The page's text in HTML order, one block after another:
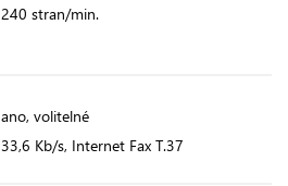
240 stran/min.
ano, volitelné
33,6 Kb/s, Internet Fax T.37